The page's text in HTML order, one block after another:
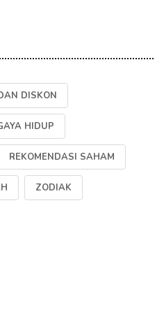
DISKON
HIDUP
REKOMENDASI SAHAM
ZODIAK